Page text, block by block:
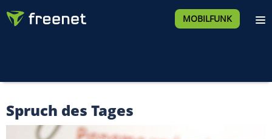
MOBILFUNK
Spruch des Tages